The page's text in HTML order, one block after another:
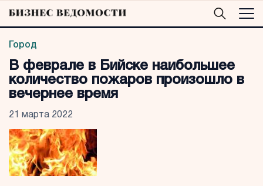
Город
В феврале в Бийске наибольшее
количество пожаров произошло в
вечернее время
21 марта 2022